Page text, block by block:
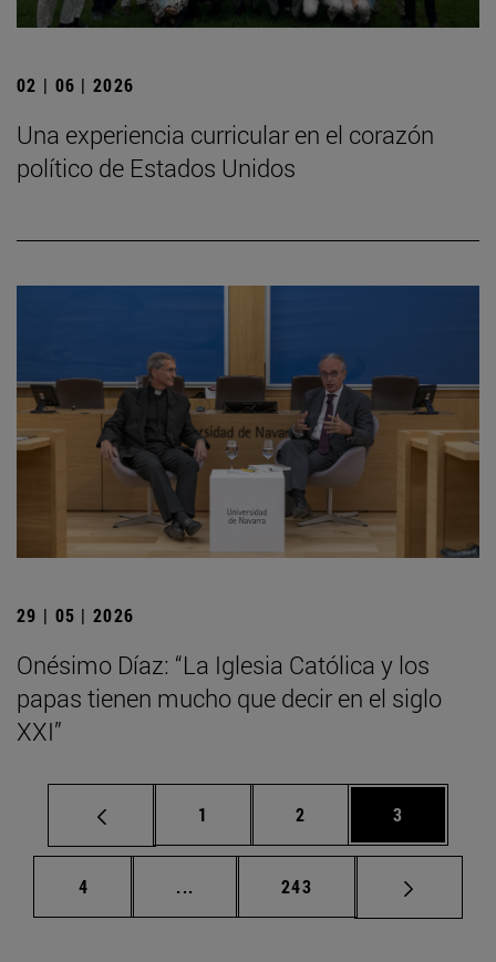
02 | 06 | 2026
Una experiencia curricular en el corazón
político de Estados Unidos
29 | 05 | 2026
Onésimo Díaz: “La Iglesia Católica y los
papas tienen mucho que decir en el siglo
XXI”
Página
1 Página
2 Página
3
Página
4 ... Páginas intermedias Use TAB para
Página
243